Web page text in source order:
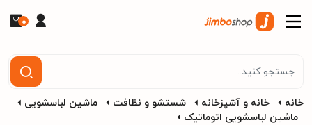
0
خانه خانه و آشپزخانه شستشو و نظافت
ماشین لباسشویی
ماشین لباسشویی اتوماتیک